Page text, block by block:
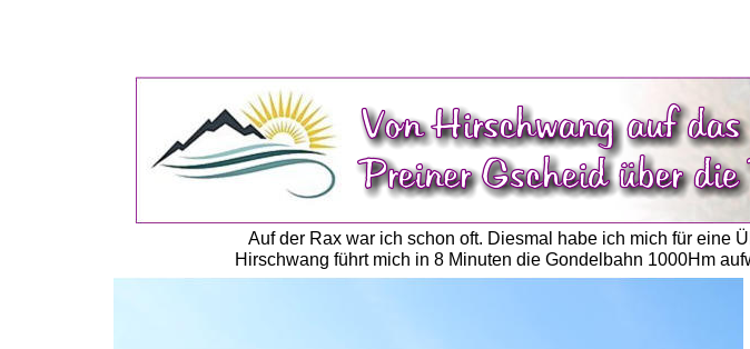
Auf der Rax war ich schon oft. Diesmal habe ich mich für eine
Hirschwang führt mich in 8 Minuten die Gondelbahn 1000Hm